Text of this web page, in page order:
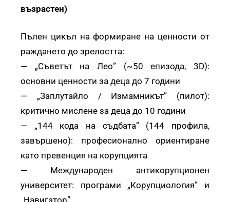
възрастен)
Пълен цикъл на формиране на ценности от
раждането до зрелостта:
— „Съветът на Лео” (~50 епизода, 3D):
основни ценности за деца до 7 години
— „Заплутайло / Измамникът” (пилот):
критично мислене за деца до 10 години
— „144 кода на съдбата” (144 профила,
завършено): професионално ориентиране
като превенция на корупцията
— Международен антикорупционен
университет: програми „Корупциология” и